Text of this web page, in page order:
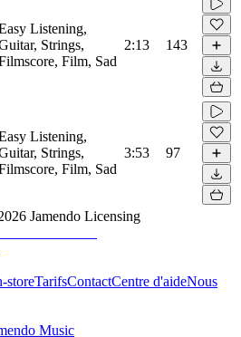
Listening,
Strings,
Film, Sad
2:13 143
Listening,
Strings,
Film, Sad
3:53 97
Jamendo Licensing
storeTarifsContactCentre d'aideNous
Music